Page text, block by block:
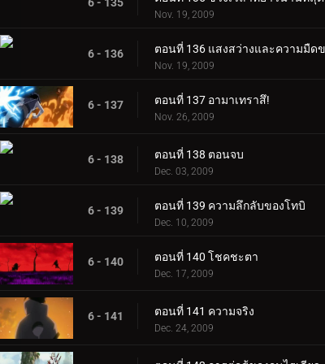
Nov. 19, 2009
6 - 136 ตอนที่ 136 แสงสว่างและความมืด
Nov. 19, 2009
6 - 137 ตอนที่ 137 อามาเทราสึ!
Nov. 26, 2009
6 - 138 ตอนที่ 138 ตอนจบ
Dec. 03, 2009
6 - 139 ตอนที่ 139 ความลึกลับของโทบิ
Dec. 10, 2009
6 - 140 ตอนที่ 140 โชคชะตา
Dec. 17, 2009
6 - 141 ตอนที่ 141 ความจริง
Dec. 24, 2009